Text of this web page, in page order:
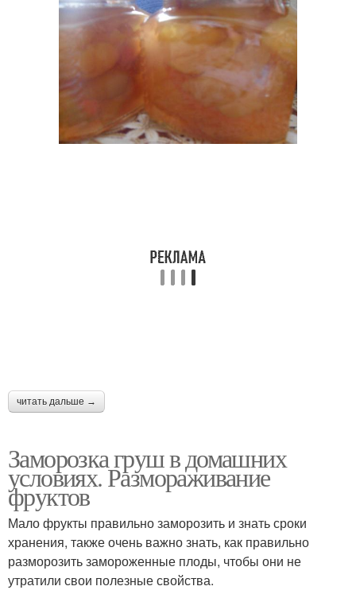
читать дальше →
Заморозка груш в домашних
условиях. Размораживание
фруктов
Мало фрукты правильно заморозить и знать сроки
хранения, также очень важно знать, как правильно
разморозить замороженные плоды, чтобы они не
утратили свои полезные свойства.